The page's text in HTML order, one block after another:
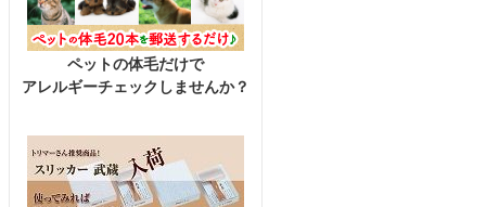
ペットの体毛だけで
アレルギーチェックしませんか？